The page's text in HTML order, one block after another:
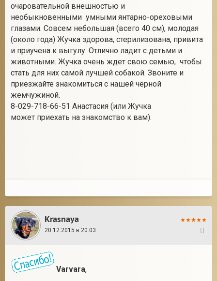
очаровательной внешностью и
необыкновенными умными янтарно-ореховыми
глазами. Совсем небольшая (всего 40 см), молодая
(около года) Жучка здорова, стерилизована, привита
и приучена к выгулу. Отлично ладит с детьми и
животными. Жучка очень ждет свою семью, чтобы
стать для них самой лучшей собакой. Звоните и
приезжайте знакомиться с нашей чёрной
жемчужиной.
8-029-718-66-51 Анастасия (или Жучка
может приехать на знакомство к вам).
Krasnaya
20.12.2015 в 20:03
Varvara,